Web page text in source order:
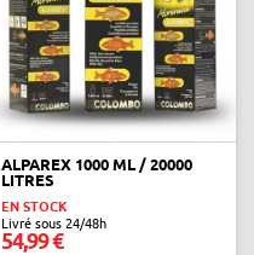
ALPAREX 1000 ML / 20000
LITRES
EN STOCK
Livré sous 24/48h
54,99 €